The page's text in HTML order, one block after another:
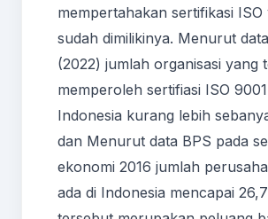
mempertahakan sertifikasi ISO
sudah dimilikinya. Menurut
(2022) jumlah organisasi yang
memperoleh sertifiasi ISO
Indonesia kurang lebih
dan Menurut data BPS pada
ekonomi 2016 jumlah
ada di Indonesia mencapai